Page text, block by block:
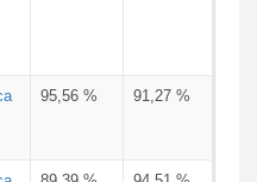
95,56 % 91,27 %